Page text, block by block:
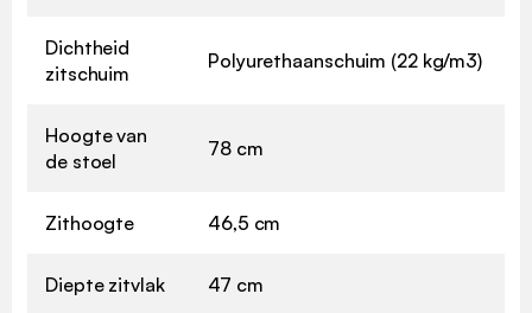
Dichtheid
zitschuim
Polyurethaanschuim (22 kg/m3)
Hoogte van
de stoel
78 cm
Zithoogte 46,5 cm
Diepte zitvlak 47 cm